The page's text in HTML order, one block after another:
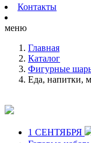
Контакты
меню
Главная
Каталог
Фигурные
Еда, напитки,
1 СЕНТЯБРЯ